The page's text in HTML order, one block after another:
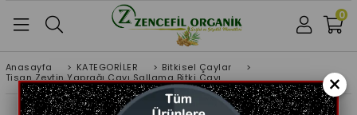
0
Anasayfa > KATEGORİLER > Bitkisel Çaylar
>
Tisan Zeytin Yaprağı Çayı Sallama Bitki Çayı
×